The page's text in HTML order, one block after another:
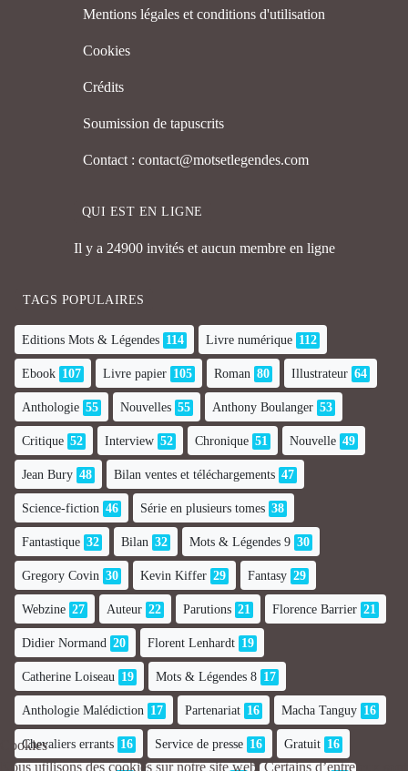
Mentions légales et conditions d'utilisation
Cookies
Crédits
Soumission de tapuscrits
Contact : contact@motsetlegendes.com
QUI EST EN LIGNE
Il y a 24900 invités et aucun membre en ligne
TAGS POPULAIRES
Editions Mots & Légendes 114 Livre numérique 112
Ebook 107 Livre papier 105 Roman 80 Illustrateur 64
Anthologie 55 Nouvelles 55 Anthony Boulanger 53
Critique 52 Interview 52 Chronique 51 Nouvelle 49
Jean Bury 48 Bilan ventes et téléchargements 47
Science-fiction 46 Série en plusieurs tomes 38
Fantastique 32 Bilan 32 Mots & Légendes 9 30
Gregory Covin 30 Kevin Kiffer 29 Fantasy 29
Webzine 27 Auteur 22 Parutions 21 Florence Barrier 21
Didier Normand 20 Florent Lenhardt 19
Catherine Loiseau 19 Mots & Légendes 8 17
Anthologie Malédiction 17 Partenariat 16 Macha Tanguy 16
Chevaliers errants 16 Service de presse 16 Gratuit 16
Cookies
Nous utilisons des cookies sur notre site web. Certains d’entre eux sont